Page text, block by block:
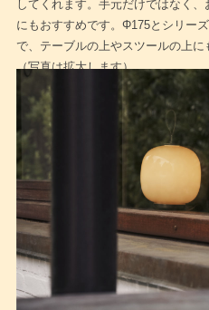
してくれます。手元だけではなく
にもおすすめです。Φ175とシリー
で、テーブルの上やスツールの上に
（写真は拡大します）